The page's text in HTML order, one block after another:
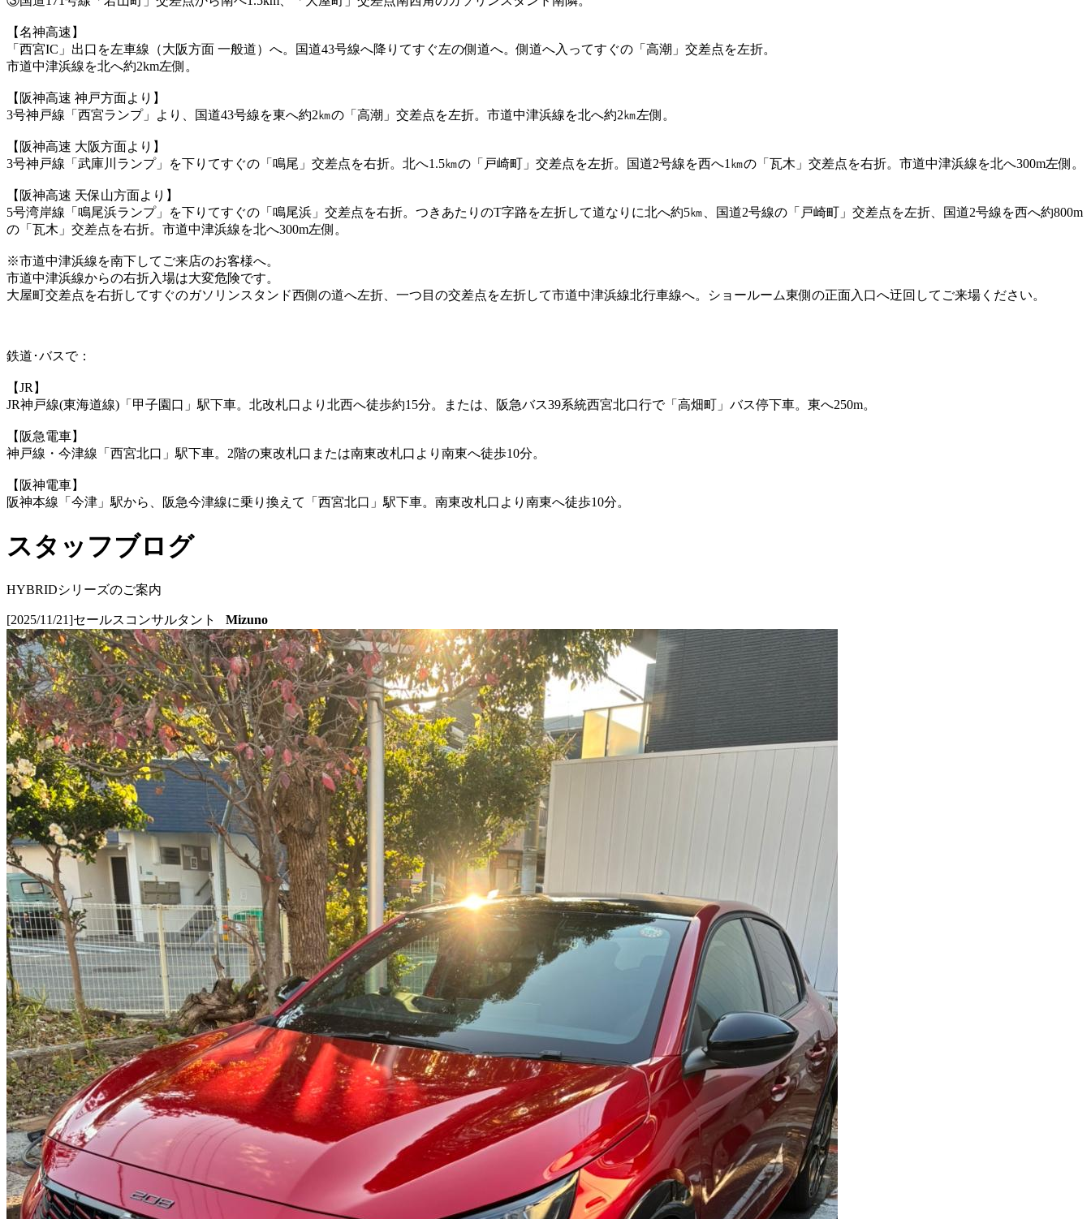
【名神高速】
「西宮IC」出口を左車線（大阪方面 一般道）へ。国道43号線へ降りてすぐ左の側道へ。側道へ入ってすぐの「高潮」交差点を左折。
市道中津浜線を北へ約2km左側。
【阪神高速 神戸方面より】
3号神戸線「西宮ランプ」より、国道43号線を東へ約2㎞の「高潮」交差点を左折。市道中津浜線を北へ約2㎞左側。
【阪神高速 大阪方面より】
3号神戸線「武庫川ランプ」を下りてすぐの「鳴尾」交差点を右折。北へ1.5㎞の「戸崎町」交差点を左折。国道2号線を西へ1㎞の「瓦木」交差点を右折。市道中津浜線を北へ300m左側。
【阪神高速 天保山方面より】
5号湾岸線「鳴尾浜ランプ」を下りてすぐの「鳴尾浜」交差点を右折。つきあたりのT字路を左折して道なりに北へ約5㎞、国道2号線の「戸崎町」交差点を左折、国道2号線を西へ約800m
の「瓦木」交差点を右折。市道中津浜線を北へ300m左側。
※市道中津浜線を南下してご来店のお客様へ。
市道中津浜線からの右折入場は大変危険です。
大屋町交差点を右折してすぐのガソリンスタンド西側の道へ左折、一つ目の交差点を左折して市道中津浜線北行車線へ。ショールーム東側の正面入口へ迂回してご来場ください。
鉄道･バスで：
【JR】
JR神戸線(東海道線)「甲子園口」駅下車。北改札口より北西へ徒歩約15分。または、阪急バス39系統西宮北口行で「高畑町」バス停下車。東へ250m。
【阪急電車】
神戸線・今津線「西宮北口」駅下車。2階の東改札口または南東改札口より南東へ徒歩10分。
【阪神電車】
阪神本線「今津」駅から、阪急今津線に乗り換えて「西宮北口」駅下車。南東改札口より南東へ徒歩10分。
スタッフブログ
HYBRIDシリーズのご案内
[2025/11/21]セールスコンサルタント Mizuno